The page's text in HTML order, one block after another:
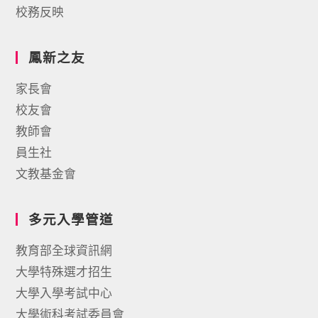
校務反映
鳳新之友
家長會
校友會
教師會
員生社
文教基金會
多元入學管道
教育部全球資訊網
大學特殊選才招生
大學入學考試中心
大學術科考試委員會